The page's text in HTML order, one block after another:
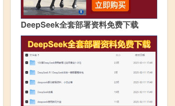
DeepSeek全套部署资料免费下载